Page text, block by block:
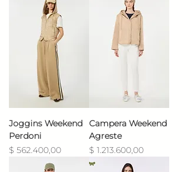
Joggins Weekend
Perdoni
Precio
$ 562.400,00
Campera Weekend
Agreste
Precio
$ 1.213.600,00